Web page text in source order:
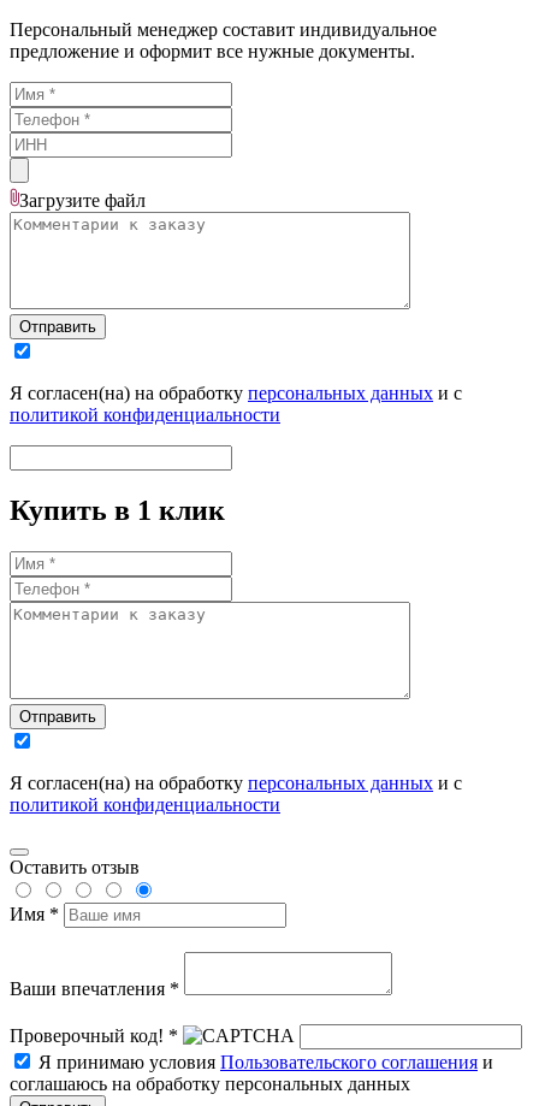
Персональный менеджер составит индивидуальное
предложение и оформит все нужные документы.
Загрузите файл
Отправить
Я согласен(на) на обработку персональных данных и с
политикой конфиденциальности
Купить в 1 клик
Отправить
Я согласен(на) на обработку персональных данных и с
политикой конфиденциальности
Оставить отзыв
Имя *
Ваши впечатления *
Проверочный код! *
Я принимаю условия Пользовательского соглашения и
соглашаюсь на обработку персональных данных